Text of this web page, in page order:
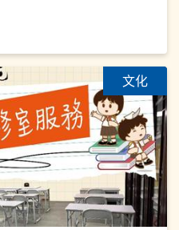
文化